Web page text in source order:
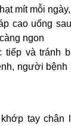
mít mỗi
cao uống
ngon
tiếp và tránh
người bệnh
tay chân